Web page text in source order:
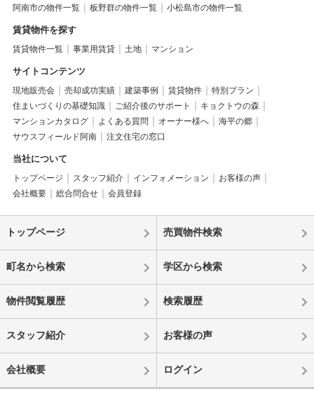
阿南市の物件一覧
板野群の物件一覧 小松島市の物件一覧
賃貸物件を探す
賃貸物件一覧 事業用賃貸 土地 マンション
サイトコンテンツ
現地販売会 売却成功実績 建築事例 賃貸物件
特別プラン
住まいづくりの基礎知識
ご紹介後のサポート
キョクトウの森
マンションカタログ
よくある質問 オーナー様へ
海平の郷
サウスフィールド阿南
注文住宅の窓口
当社について
トップページ スタッフ紹介 インフォメーション
お客様の声
会社概要
総合問合せ 会員登録
トップページ 売買物件検索
町名から検索 学区から検索
物件閲覧履歴 検索履歴
スタッフ紹介 お客様の声
会社概要 ログイン